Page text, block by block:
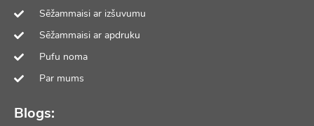
Sēžammaisi ar izšuvumu
Sēžammaisi ar apdruku
Pufu noma
Par mums
Blogs: